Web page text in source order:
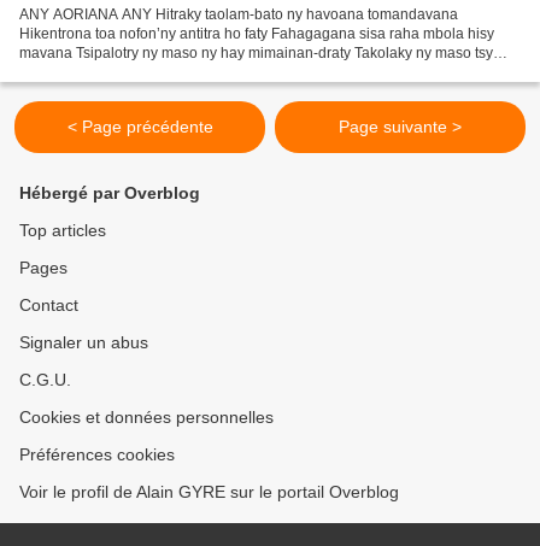
ANY AORIANA ANY Hitraky taolam-bato ny havoana tomandavana
Hikentrona toa nofon’ny antitra ho faty Fahagagana sisa raha mbola hisy
mavana Tsipalotry ny maso ny hay mimainan-draty Takolaky ny maso tsy
< Page précédente Page suivante >
Hébergé par Overblog
Top articles
Pages
Contact
Signaler un abus
C.G.U.
Cookies et données personnelles
Préférences cookies
Voir le profil de Alain GYRE sur le portail Overblog